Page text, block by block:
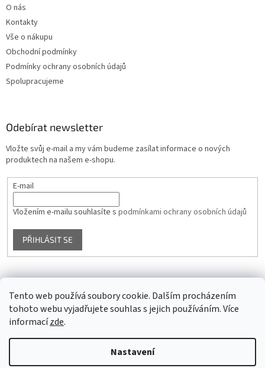
Tento web používá soubory cookie. Dalším procházením
tohoto webu vyjadřujete souhlas s jejich používáním. Více
informacízde.
Nastavení
O nás
Kontakty
Vše o nákupu
Obchodní podmínky
Podmínky ochrany osobních údajů
Spolupracujeme
Odebírat newsletter
Vložte svůj e-mail a my vám budeme zasílat informace o nových
produktech na našem e-shopu.
E-mail
Vložením e-mailu souhlasíte s podmínkami ochrany osobních údajů
PŘIHLÁSIT SE
Facebook